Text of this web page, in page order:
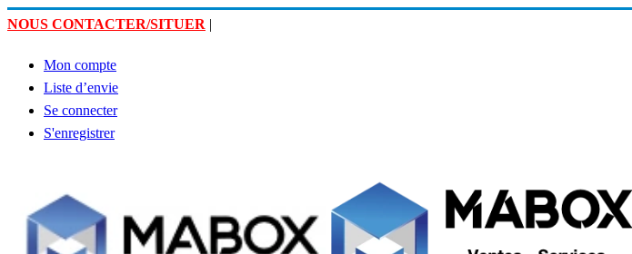
NOUS CONTACTER/SITUER |
Mon compte
Liste d’envie
Se connecter
S'enregistrer